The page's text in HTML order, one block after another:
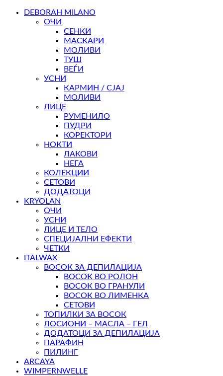
DEBORAH MILANO
ОЧИ
СЕНКИ
МАСКАРИ
МОЛИВИ
ТУШ
ВЕЃИ
УСНИ
КАРМИН / СЈАЈ
МОЛИВИ
ЛИЦЕ
РУМЕНИЛО
ПУДРИ
КОРЕКТОРИ
НОКТИ
ЛАКОВИ
НЕГА
КОЛЕКЦИИ
СЕТОВИ
ДОДАТОЦИ
KRYOLAN
ОЧИ
УСНИ
ЛИЦЕ И ТЕЛО
СПЕЦИЈАЛНИ ЕФЕКТИ
ЧЕТКИ
ITALWAX
ВОСОК ЗА ДЕПИЛАЦИЈА
ВОСОК ВО РОЛОН
ВОСОК ВО ГРАНУЛИ
ВОСОК ВО ЛИМЕНКА
СЕТОВИ
ТОПИЛКИ ЗА ВОСОК
ЛОСИОНИ – МАСЛА – ГЕЛ
ДОДАТОЦИ ЗА ДЕПИЛАЦИЈА
ПАРАФИН
ПИЛИНГ
ARCAYA
WIMPERNWELLE